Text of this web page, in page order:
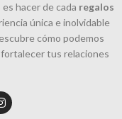
hacer de cada regalos
única e inolvidable
cómo podemos
tus relaciones